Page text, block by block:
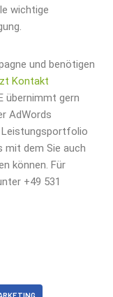
wichtige
und benötigen
Kontakt
übernimmt gern
AdWords
Leistungsportfolio
mit dem Sie auch
können. Für
+49 531